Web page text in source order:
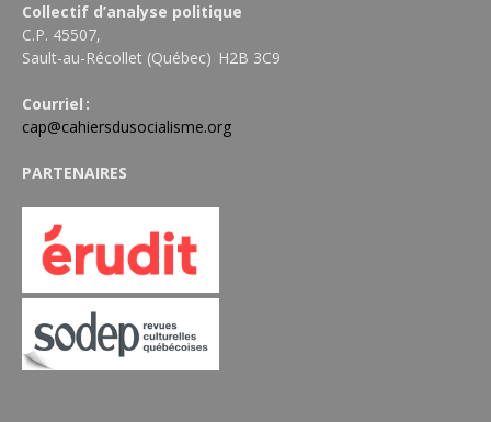
Collectif d’analyse politique
C.P. 45507,
Sault-au-Récollet (Québec) H2B 3C9
Courriel :
cap@cahiersdusocialisme.org
PARTENAIRES